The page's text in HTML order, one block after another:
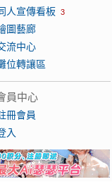
人宣傳看板 3
圖藝廊
流中心
位轉讓區
員中心
冊會員
入